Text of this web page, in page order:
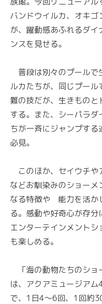
バンドウイルカ、オキ
が、躍動感あふれるダ
ンスを見せる。
普段は別々のプールで
ルカたちが、同じプー
難の技だが、生きもの
する。また、シーパラ
ちが一斉にジャンプす
必見。
このほか、セイウチや
などお馴染みのショー
なる特徴や 能力を活か
る。感動や好奇心が存
エンターテインメント
も楽しめる。
「海の動物たちのショ
は、アクアミュージア
で、1日4～6回、1回約